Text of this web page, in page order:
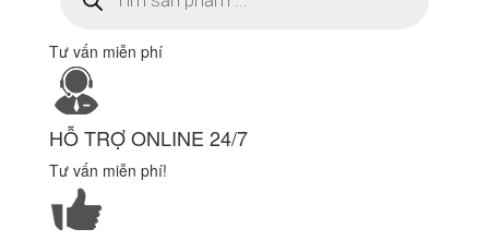
sản
Tư vấn miễn phí
HỖ TRỢ ONLINE 24/7
Tư vấn miễn phí!